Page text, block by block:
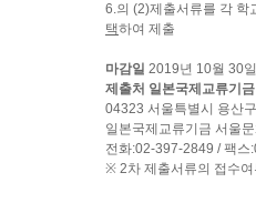
6.의 (2)제출서류를 각 학
택하여 제출
마감일 2019년 10월 30
제출처 일본국제교류기
04323 서울특별시 용산
일본국제교류기금 서울
전화:02-397-2849 / 팩
※ 2차 제출서류의 접수